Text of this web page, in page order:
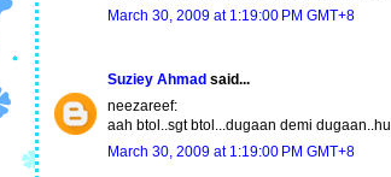
March 30, 2009 at 1:19:00 PM GMT+8
Suziey Ahmad said...
neezareef:
aah btol..sgt btol...dugaan demi
March 30, 2009 at 1:19:00 PM GMT+8